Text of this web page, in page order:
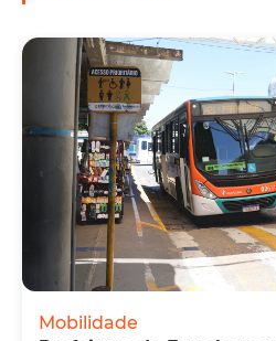
Mobilidade